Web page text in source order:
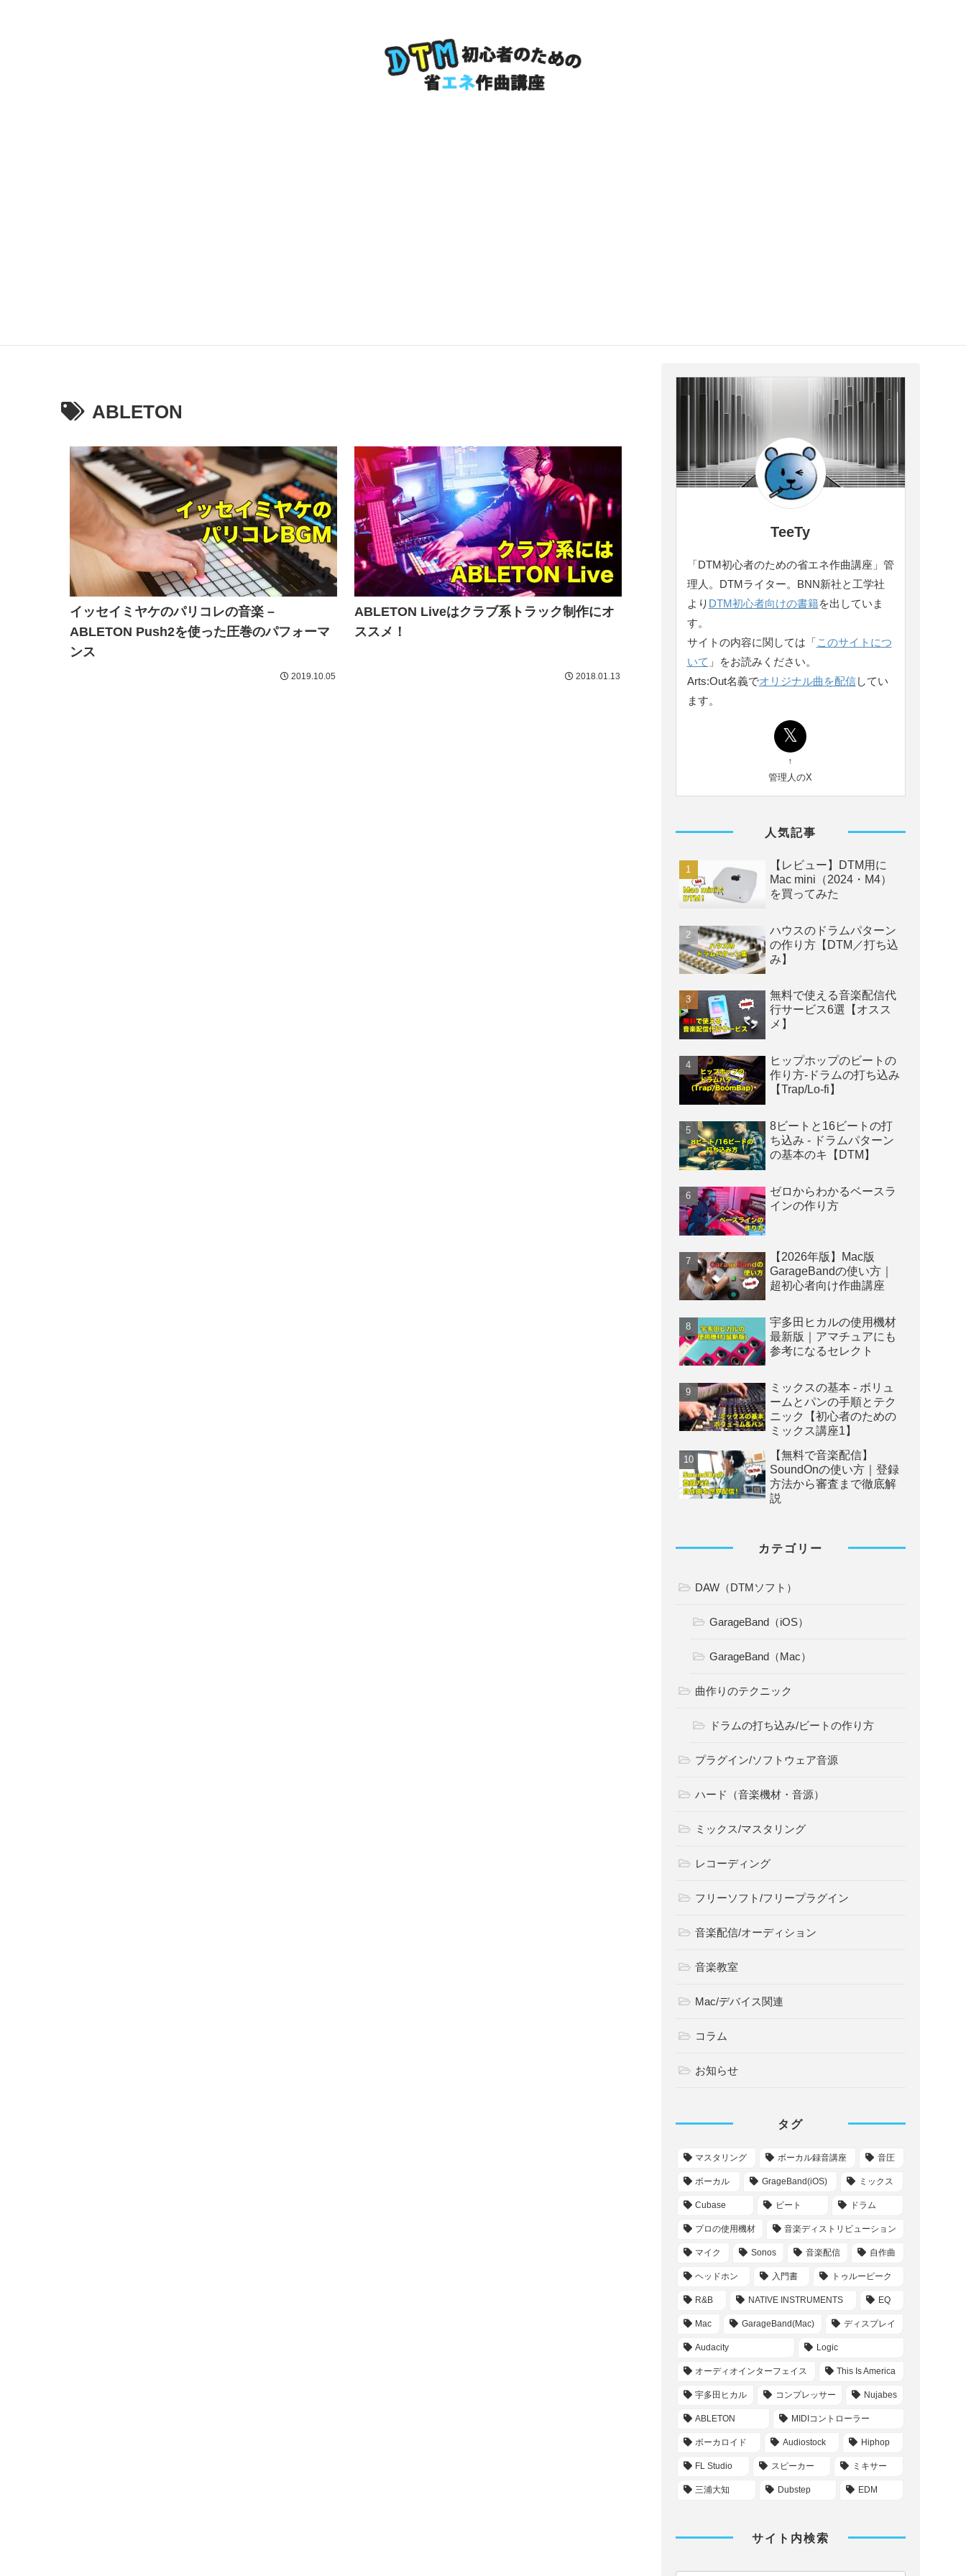
ABLETON
イッセイミヤケのパリコレの音楽 –
ABLETON Push2を使った圧巻のパフォーマ
ンス
2019.10.05
ABLETON Liveはクラブ系トラック制作にオ
ススメ！
2018.01.13
TeeTy
「DTM初心者のための省エネ作曲講座」管
理人。DTMライター。BNN新社と工学社
より DTM初心者向けの書籍を出していま
す。
サイトの内容に関しては「このサイトにつ
いて 」をお読みください。
Arts:Out名義でオリジナル曲を配信してい
ます。
↑
管理人のX
人気記事
【レビュー】DTM用に
Mac mini（2024・M4）
を買ってみた
ハウスのドラムパターン
の作り方【DTM／打ち込
み】
無料で使える音楽配信代
行サービス6選【オスス
メ】
ヒップホップのビートの
作り方-ドラムの打ち込み
【Trap/Lo-fi】
8ビートと16ビートの打
ち込み - ドラムパターン
の基本のキ【DTM】
ゼロからわかるベースラ
インの作り方
【2026年版】Mac版
GarageBandの使い方｜
超初心者向け作曲講座
宇多田ヒカルの使用機材
最新版｜アマチュアにも
参考になるセレクト
ミックスの基本 - ボリュ
ームとパンの手順とテク
ニック【初心者のための
ミックス講座1】
【無料で音楽配信】
SoundOnの使い方｜登録
方法から審査まで徹底解
説
カテゴリー
DAW（DTMソフト）
GarageBand（iOS）
GarageBand（Mac）
曲作りのテクニック
ドラムの打ち込み/ビートの作り方
プラグイン/ソフトウェア音源
ハード（音楽機材・音源）
ミックス/マスタリング
レコーディング
フリーソフト/フリープラグイン
音楽配信/オーディション
音楽教室
Mac/デバイス関連
コラム
お知らせ
タグ
マスタリング ボーカル録音講座 音圧
ボーカル GrageBand(iOS) ミックス
Cubase ビート ドラム
プロの使用機材 音楽ディストリビューション
マイク Sonos 音楽配信 自作曲
ヘッドホン 入門書 トゥルーピーク
R&B NATIVE INSTRUMENTS EQ
Mac GarageBand(Mac) ディスプレイ
Audacity Logic
オーディオインターフェイス This Is America
宇多田ヒカル コンプレッサー Nujabes
ABLETON MIDIコントローラー
ボーカロイド Audiostock Hiphop
FL Studio スピーカー ミキサー
三浦大知 Dubstep EDM
サイト内検索